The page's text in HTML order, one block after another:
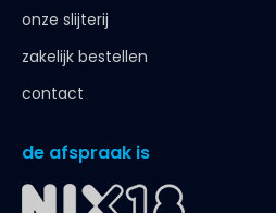
onze slijterij
zakelijk bestellen
contact
de afspraak is